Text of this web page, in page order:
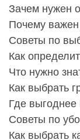
Зачем нужен
Почему важен
Советы по
Как
Что нужно
Как выбрать
Где выгоднее
Советы по
Как выбрать